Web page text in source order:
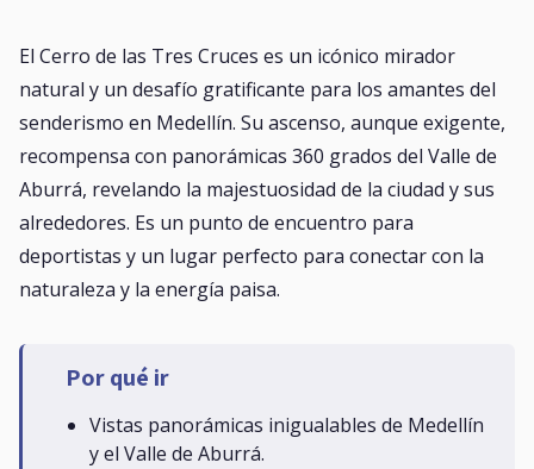
El Cerro de las Tres Cruces es un icónico mirador
natural y un desafío gratificante para los amantes del
senderismo en Medellín. Su ascenso, aunque exigente,
recompensa con panorámicas 360 grados del Valle de
Aburrá, revelando la majestuosidad de la ciudad y sus
alrededores. Es un punto de encuentro para
deportistas y un lugar perfecto para conectar con la
naturaleza y la energía paisa.
Por qué ir
Vistas panorámicas inigualables de Medellín
y el Valle de Aburrá.